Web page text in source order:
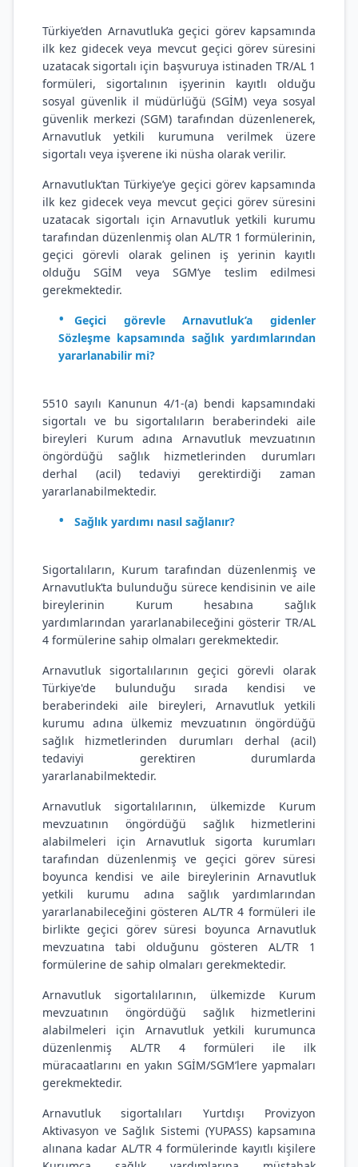
Türkiye’den Arnavutluk’a geçici görev kapsamında
ilk kez gidecek veya mevcut geçici görev süresini
uzatacak sigortalı için başvuruya istinaden TR/AL 1
formüleri, sigortalının işyerinin kayıtlı olduğu
sosyal güvenlik il müdürlüğü (SGİM) veya sosyal
güvenlik merkezi (SGM) tarafından düzenlenerek,
Arnavutluk yetkili kurumuna verilmek üzere
sigortalı veya işverene iki nüsha olarak verilir.
Arnavutluk’tan Türkiye’ye geçici görev kapsamında
ilk kez gidecek veya mevcut geçici görev süresini
uzatacak sigortalı için Arnavutluk yetkili kurumu
tarafından düzenlenmiş olan AL/TR 1 formülerinin,
geçici görevli olarak gelinen iş yerinin kayıtlı
olduğu SGİM veya SGM’ye teslim edilmesi
gerekmektedir.
Geçici görevle Arnavutluk’a gidenler
Sözleşme kapsamında sağlık yardımlarından
yararlanabilir mi?
5510 sayılı Kanunun 4/1-(a) bendi kapsamındaki
sigortalı ve bu sigortalıların beraberindeki aile
bireyleri Kurum adına Arnavutluk mevzuatının
öngördüğü sağlık hizmetlerinden durumları
derhal (acil) tedaviyi gerektirdiği zaman
yararlanabilmektedir.
Sağlık yardımı nasıl sağlanır?
Sigortalıların, Kurum tarafından düzenlenmiş ve
Arnavutluk’ta bulunduğu sürece kendisinin ve aile
bireylerinin Kurum hesabına sağlık
yardımlarından yararlanabileceğini gösterir TR/AL
4 formülerine sahip olmaları gerekmektedir.
Arnavutluk sigortalılarının geçici görevli olarak
Türkiye'de bulunduğu sırada kendisi ve
beraberindeki aile bireyleri, Arnavutluk yetkili
kurumu adına ülkemiz mevzuatının öngördüğü
sağlık hizmetlerinden durumları derhal (acil)
tedaviyi gerektiren durumlarda
yararlanabilmektedir.
Arnavutluk sigortalılarının, ülkemizde Kurum
mevzuatının öngördüğü sağlık hizmetlerini
alabilmeleri için Arnavutluk sigorta kurumları
tarafından düzenlenmiş ve geçici görev süresi
boyunca kendisi ve aile bireylerinin Arnavutluk
yetkili kurumu adına sağlık yardımlarından
yararlanabileceğini gösteren AL/TR 4 formüleri ile
birlikte geçici görev süresi boyunca Arnavutluk
mevzuatına tabi olduğunu gösteren AL/TR 1
formülerine de sahip olmaları gerekmektedir.
Arnavutluk sigortalılarının, ülkemizde Kurum
mevzuatının öngördüğü sağlık hizmetlerini
alabilmeleri için Arnavutluk yetkili kurumunca
düzenlenmiş AL/TR 4 formüleri ile ilk
müracaatlarını en yakın SGİM/SGM’lere yapmaları
gerekmektedir.
Arnavutluk sigortalıları Yurtdışı Provizyon
Aktivasyon ve Sağlık Sistemi (YUPASS) kapsamına
alınana kadar AL/TR 4 formülerinde kayıtlı kişilere